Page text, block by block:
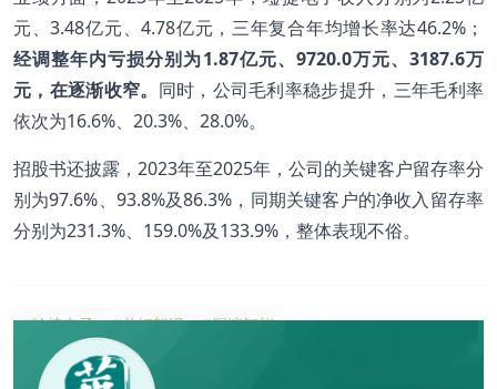
元、3.48亿元、4.78亿元，三年复合年均增长率达46.2%；
经调整年内亏损分别为1.87亿元、9720.0万元、3187.6万
元，在逐渐收窄。 同时，公司毛利率稳步提升，三年毛利率
依次为16.6%、20.3%、28.0%。
招股书还披露，2023年至2025年，公司的关键客户留存率分
别为97.6%、93.8%及86.3%，同期关键客户的净收入留存率
分别为231.3%、159.0%及133.9%，整体表现不俗。
#琻捷电子 #首钢朗泽 #深演智能